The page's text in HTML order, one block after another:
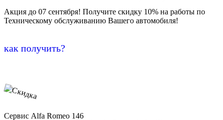
Акция до 07 сентября! Получите скидку 10% на работы по
Техническому обслуживанию Вашего автомобиля!
как получить?
Сервис Alfa Romeo 146